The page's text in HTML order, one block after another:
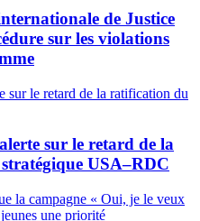
de Justice
sur les violations
sur le retard de la
USA–RDC